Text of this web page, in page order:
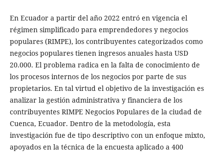
En Ecuador a partir del año 2022 entró en vigencia el
régimen simplificado para emprendedores y negocios
populares (RIMPE), los contribuyentes categorizados como
negocios populares tienen ingresos anuales hasta USD
20.000. El problema radica en la falta de conocimiento de
los procesos internos de los negocios por parte de sus
propietarios. En tal virtud el objetivo de la investigación es
analizar la gestión administrativa y financiera de los
contribuyentes RIMPE Negocios Populares de la ciudad de
Cuenca, Ecuador. Dentro de la metodología, esta
investigación fue de tipo descriptivo con un enfoque mixto,
apoyados en la técnica de la encuesta aplicado a 400